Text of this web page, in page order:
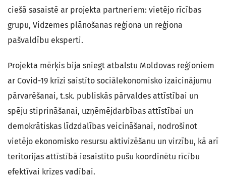
ciešā sasaistē ar projekta partneriem: vietējo rīcības
grupu, Vidzemes plānošanas reģiona un reģiona
pašvaldību eksperti.
Projekta mērķis bija sniegt atbalstu Moldovas reģioniem
ar Covid-19 krīzi saistīto sociālekonomisko izaicinājumu
pārvarēšanai, t.sk. publiskās pārvaldes attīstībai un
spēju stiprināšanai, uzņēmējdarbības attīstībai un
demokrātiskas līdzdalības veicināšanai, nodrošinot
vietējo ekonomisko resursu aktivizēšanu un virzību, kā arī
teritorijas attīstībā iesaistīto pušu koordinētu rīcību
efektīvai krīzes vadībai.